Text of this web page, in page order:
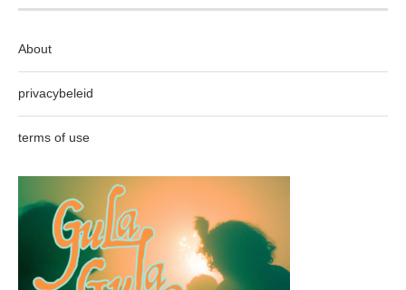
About
privacybeleid
terms of use